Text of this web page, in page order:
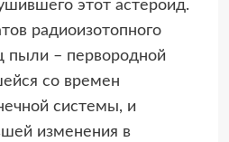
этот астероид.
радиоизотопного
пыли – первородной
со времен
системы, и
изменения в